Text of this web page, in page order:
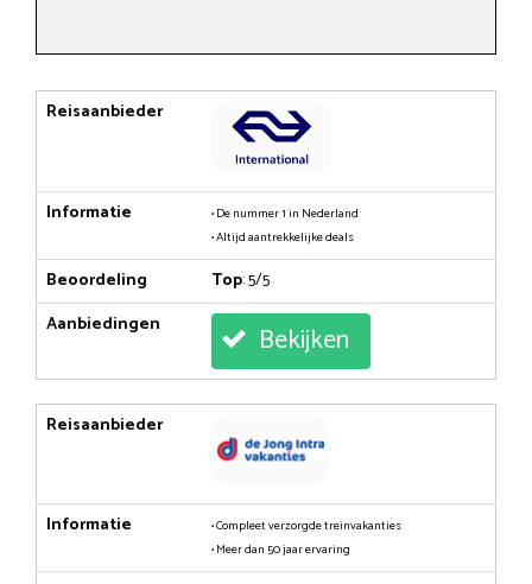
Reisaanbieder
Informatie
• De nummer 1 in Nederland
• Altijd aantrekkelijke deals
Beoordeling Top: 5/5
Aanbiedingen
Bekijken
Reisaanbieder
Informatie
• Compleet verzorgde treinvakanties
• Meer dan 50 jaar ervaring